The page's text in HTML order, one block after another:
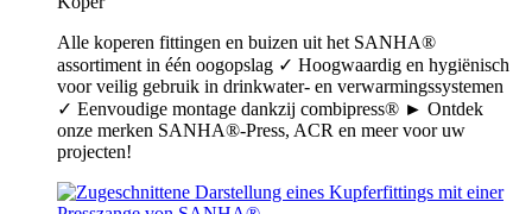
Alle koperen fittingen en buizen uit het SANHA®
assortiment in één oogopslag ✓ Hoogwaardig en hygiënisch
voor veilig gebruik in drinkwater- en verwarmingssystemen
✓ Eenvoudige montage dankzij combipress® ► Ontdek
onze merken SANHA®-Press, ACR en meer voor uw
projecten!